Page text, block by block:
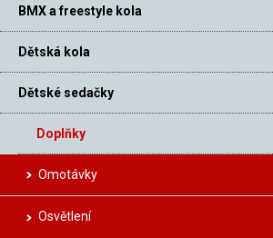
BMX a freestyle kola
Dětská kola
Dětské sedačky
Doplňky
Omotávky
Osvětlení